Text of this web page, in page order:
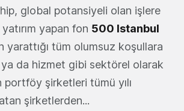
global potansiyeli olan işlere
yapan fon 500 Istanbul
yarattığı tüm olumsuz koşullara
da hizmet gibi sektörel olarak
şirketleri tümü yılı
şirketlerden...